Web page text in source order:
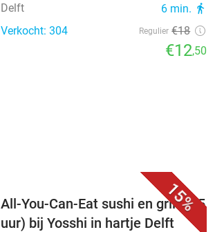
Delft 6 min. directions_walk
Verkocht: 304 Regulier €18
€12,50
15%
All-You-Can-Eat sushi en grill (2,5
uur) bij Yosshi in hartje Delft